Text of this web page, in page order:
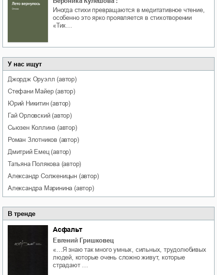
Иногда стихи превращаются в медитативное чтение,
особенно это ярко проявляется в стихотворении
«Тих…
У нас ищут
Джордж Оруэлл (автор)
Стефани Майер(автор)
Юрий Никитин(автор)
Гай Орловский(автор)
Сьюзен Коллинз (автор)
Роман Злотников (автор)
Дмитрий Емец(автор)
Татьяна Полякова(автор)
Александр Солженицын (автор)
Александра Маринина (автор)
В тренде
Асфальт
Евгений Гришковец
«…Я знаю так много умных, сильных, трудолюбивых
людей, которые очень сложно живут, которые
страдают …